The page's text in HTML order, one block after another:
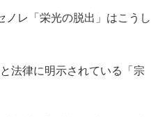
ノレ「栄光の脱出」はこうし
法律に明示されている「宗